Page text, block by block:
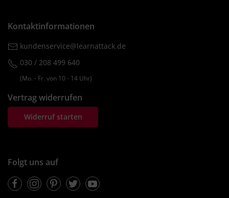
Kontaktinformationen
kundenservice@learnattack.de
030 / 208 499 640
(Mo. ‐ Fr. von 10 ‐ 14 Uhr)
Vertrag widerrufen
Widerruf starten
Folgt uns auf
FacebookInstagramPinterestTwitterYoutube